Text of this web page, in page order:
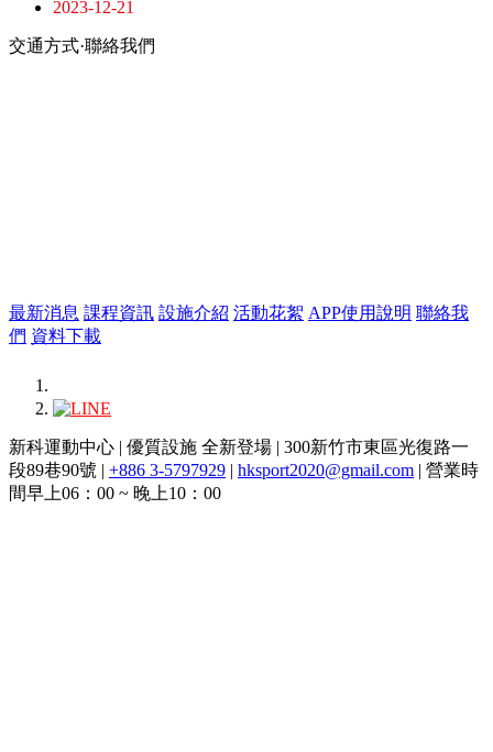
2023-12-21
交通方式·聯絡我們
最新消息 課程資訊 設施介紹 活動花絮 APP使用說明 聯絡我
們 資料下載
新科運動中心 | 優質設施 全新登場 | 300新竹市東區光復路一
段89巷90號 | +886 3-5797929 | hksport2020@gmail.com | 營業時
間早上06：00 ~ 晚上10：00